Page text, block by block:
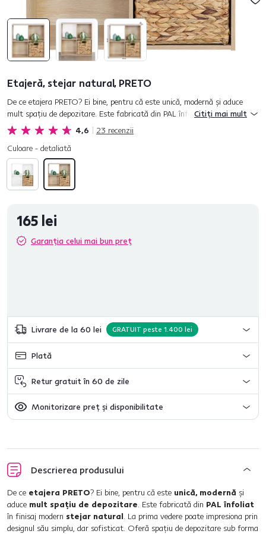
Etajeră, stejar natural, PRETO
4,6 23 recenzii
De ce etajera PRETO? Ei bine, pentru că este unică, modernă şi aduce
mult spaţiu de depozitare. Este fabricată din PAL înfoliat în finisaj
modern stejar natural. La prima vedere poate impresiona prin...
Citiți mai mult
Culoare - detaliată
165 lei
Garanția celui mai bun preț
Livrare de la 60 lei GRATUIT peste 1.400 lei
Plată
Retur gratuit în 60 de zile
Monitorizare preț și disponibilitate
Descrierea produsului
De ce etajera PRETO? Ei bine, pentru că este unică, modernă şi
aduce mult spaţiu de depozitare. Este fabricată din PAL înfoliat
în finisaj modern stejar natural. La prima vedere poate impresiona prin
designul său simplu, dar sofisticat. Oferă spaţiu de depozitare sub forma